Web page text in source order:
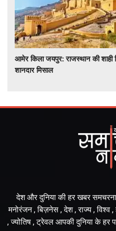
आमेर किला जयपुर: राजस्थान की शाही
शानदार मिसाल
देश और दुनिया की हर खबर
मनोरंजन , बिज़नेस , देश , राज्य , विश्व ,
, ज्योतिष , ट्रेवल आपकी दुनिया के